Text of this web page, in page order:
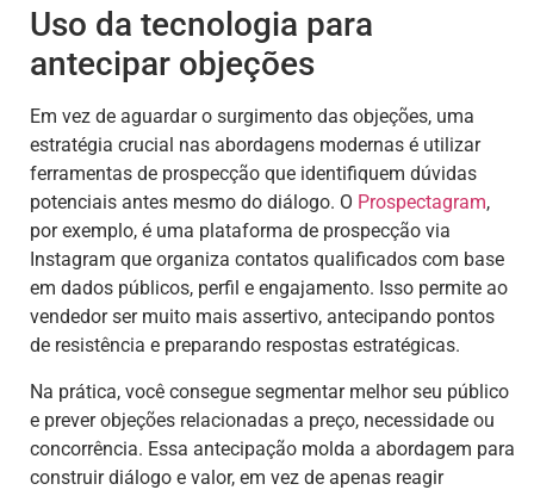
Uso da tecnologia para
antecipar objeções
Em vez de aguardar o surgimento das objeções, uma
estratégia crucial nas abordagens modernas é utilizar
ferramentas de prospecção que identifiquem dúvidas
potenciais antes mesmo do diálogo. O Prospectagram,
por exemplo, é uma plataforma de prospecção via
Instagram que organiza contatos qualificados com base
em dados públicos, perfil e engajamento. Isso permite ao
vendedor ser muito mais assertivo, antecipando pontos
de resistência e preparando respostas estratégicas.
Na prática, você consegue segmentar melhor seu público
e prever objeções relacionadas a preço, necessidade ou
concorrência. Essa antecipação molda a abordagem para
construir diálogo e valor, em vez de apenas reagir